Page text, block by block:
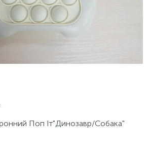
Поп Іт"Динозавр/Собака"